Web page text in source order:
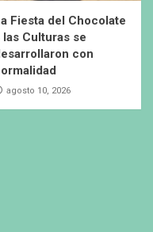
Fiesta del Chocolate
las Culturas se
con
agosto 10, 2026